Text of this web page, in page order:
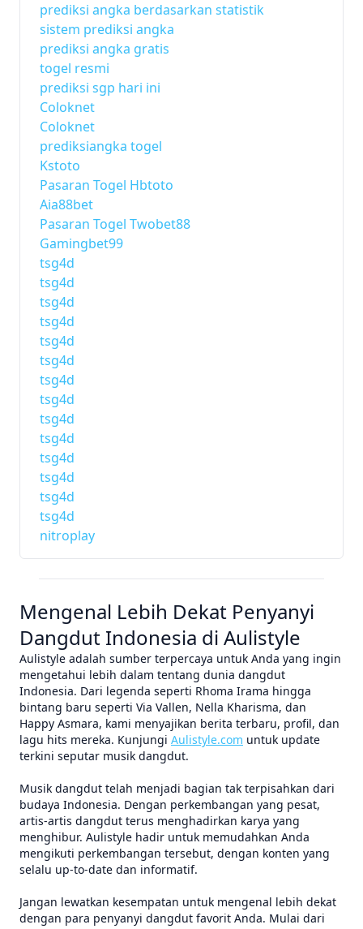
prediksi angka berdasarkan statistik
sistem prediksi angka
prediksi angka gratis
togel resmi
prediksi sgp hari ini
Coloknet
Coloknet
prediksiangka togel
Kstoto
Pasaran Togel Hbtoto
Aia88bet
Pasaran Togel Twobet88
Gamingbet99
tsg4d
tsg4d
tsg4d
tsg4d
tsg4d
tsg4d
tsg4d
tsg4d
tsg4d
tsg4d
tsg4d
tsg4d
tsg4d
tsg4d
nitroplay
Mengenal Lebih Dekat Penyanyi
Dangdut Indonesia di Aulistyle
Aulistyle adalah sumber terpercaya untuk Anda yang ingin
mengetahui lebih dalam tentang dunia dangdut
Indonesia. Dari legenda seperti Rhoma Irama hingga
bintang baru seperti Via Vallen, Nella Kharisma, dan
Happy Asmara, kami menyajikan berita terbaru, profil, dan
lagu hits mereka. Kunjungi Aulistyle.com untuk update
terkini seputar musik dangdut.
Musik dangdut telah menjadi bagian tak terpisahkan dari
budaya Indonesia. Dengan perkembangan yang pesat,
artis-artis dangdut terus menghadirkan karya yang
menghibur. Aulistyle hadir untuk memudahkan Anda
mengikuti perkembangan tersebut, dengan konten yang
selalu up-to-date dan informatif.
Jangan lewatkan kesempatan untuk mengenal lebih dekat
dengan para penyanyi dangdut favorit Anda. Mulai dari